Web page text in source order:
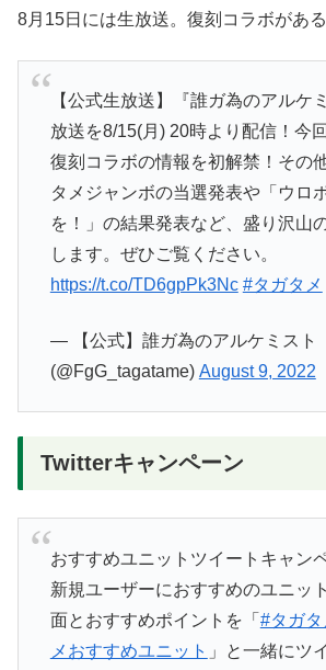
8月15日には生放送。復刻コラボがある
【公式生放送】『誰ガ為のアルケ
放送を8/15(月) 20時より配信！今
復刻コラボの情報を初解禁！その
タメジャンボの当選発表や「ウロ
を！」の結果発表など、盛り沢山
します。ぜひご覧ください。
https://t.co/TD6gpPk3Nc #タガタメ
— 【公式】誰ガ為のアルケミスト
(@FgG_tagatame) August 9, 2022
Twitterキャンペーン
おすすめユニットツイートキャン
新規ユーザーにおすすめのユニッ
面とおすすめポイントを「 #タガタ
メおすすめユニット 」と一緒にツ